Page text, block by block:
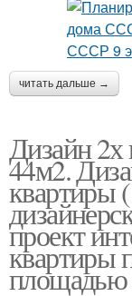
читать дальше →
Дизайн 2х
44м2.
квартиры
проект
квартиры
площадью